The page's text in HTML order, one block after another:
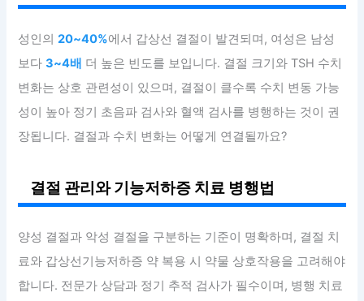
성인의20~40%에서 갑상선 결절이 발견되며, 여성은 남성
보다3~4배 더 높은 빈도를 보입니다. 결절 크기와 TSH 수치
변화는 상호 관련성이 있으며, 결절이 클수록 수치 변동 가능
성이 높아 정기 초음파 검사와 혈액 검사를 병행하는 것이 권
장됩니다. 결절과 수치 변화는 어떻게 연결될까요?
결절 관리와 기능저하증 치료 병행법
양성 결절과 악성 결절을 구분하는 기준이 명확하며, 결절 치
료와 갑상선기능저하증 약 복용 시 약물 상호작용을 고려해야
합니다. 전문가 상담과 정기 추적 검사가 필수이며, 병행 치료